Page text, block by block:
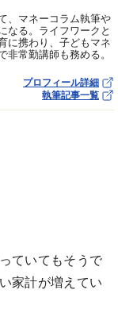
、マネーコラム執筆や
なる。ライフワークと
に携わり、子どもマネ
非常勤講師も務める。
プロフィール詳細
執筆記事一覧
ていてもそうで
家計が増えてい